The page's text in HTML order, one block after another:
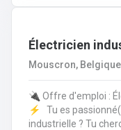
Électricien
Mouscron, Belgique
🔌 Offre d'emploi :
⚡️ Tu es passionné(e) par le domaine de l'électricité
industrielle ? Tu